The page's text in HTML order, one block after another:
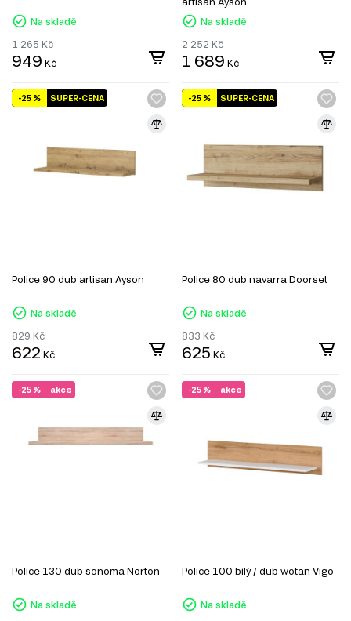
Na skladě
1 265 Kč
949 Kč
Na skladě
2 252 Kč
1 689 Kč
SUPER-CENA
-25 %
Police 90 dub artisan Ayson
Na skladě
829 Kč
622 Kč
SUPER-CENA
-25 %
Police 80 dub navarra Doorset
Na skladě
833 Kč
625 Kč
akce
-25 %
Police 130 dub sonoma Norton
Na skladě
akce
-25 %
Police 100 bílý / dub wotan Vigo
Na skladě